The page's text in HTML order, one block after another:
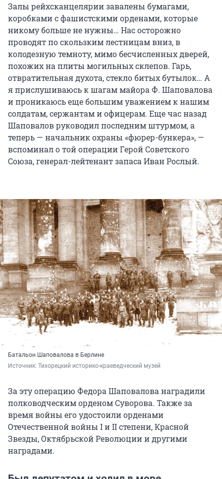
Залы рейхсканцелярии завалены бумагами,
коробками с фашистскими орденами, которые
никому больше не нужны… Нас осторожно
проводят по скользким лестницам вниз, в
колодезную темноту, мимо бесчисленных дверей,
похожих на плиты могильных склепов. Гарь,
отвратительная духота, стекло битых бутылок… А
я прислушиваюсь к шагам майора Ф. Шаповалова
и проникаюсь еще большим уважением к нашим
солдатам, сержантам и офицерам. Еще час назад
Шаповалов руководил последним штурмом, а
теперь — начальник охраны «фюрер-бункера», —
вспоминал о той операции Герой Советского
Союза, генерал-лейтенант запаса Иван Рослый.
Батальон Шаповалова в Берлине
Источник: Тихорецкий историко-краеведческий музей
За эту операцию Федора Шаповалова наградили
полководческим орденом Суворова. Также за
время войны его удостоили орденами
Отечественной войны I и II степени, Красной
Звезды, Октябрьской Революции и другими
наградами.